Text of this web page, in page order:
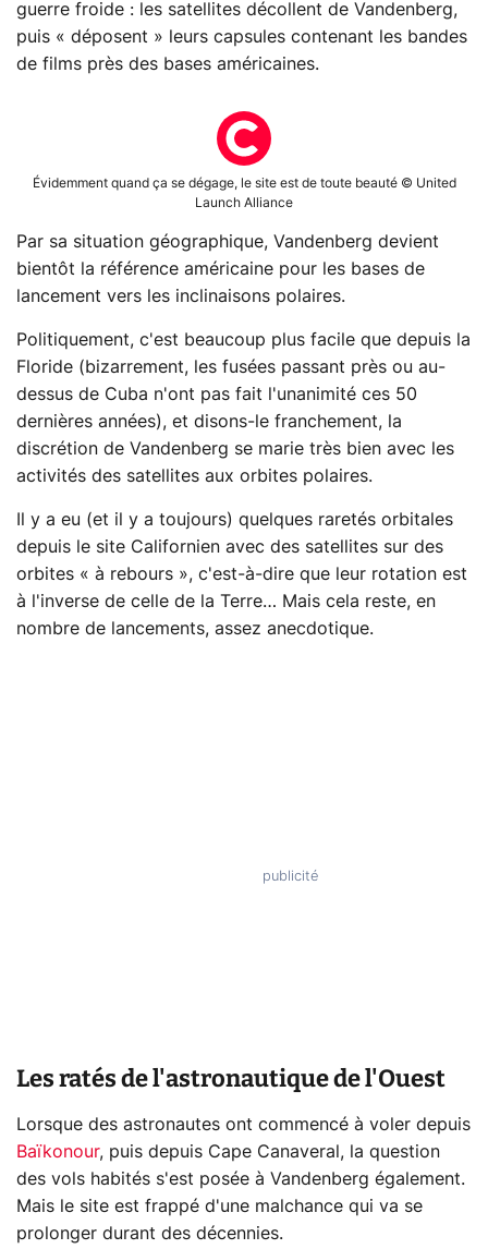
guerre froide : les satellites décollent de Vandenberg,
puis « déposent » leurs capsules contenant les bandes
de films près des bases américaines.
Évidemment quand ça se dégage, le site est de toute beauté © United
Launch Alliance
Par sa situation géographique, Vandenberg devient
bientôt la référence américaine pour les bases de
lancement vers les inclinaisons polaires.
Politiquement, c'est beaucoup plus facile que depuis la
Floride (bizarrement, les fusées passant près ou au-
dessus de Cuba n'ont pas fait l'unanimité ces 50
dernières années), et disons-le franchement, la
discrétion de Vandenberg se marie très bien avec les
activités des satellites aux orbites polaires.
Il y a eu (et il y a toujours) quelques raretés orbitales
depuis le site Californien avec des satellites sur des
orbites « à rebours », c'est-à-dire que leur rotation est
à l'inverse de celle de la Terre… Mais cela reste, en
nombre de lancements, assez anecdotique.
Les ratés de l'astronautique de l'Ouest
Lorsque des astronautes ont commencé à voler depuis
Baïkonour, puis depuis Cape Canaveral, la question
des vols habités s'est posée à Vandenberg également.
Mais le site est frappé d'une malchance qui va se
prolonger durant des décennies.